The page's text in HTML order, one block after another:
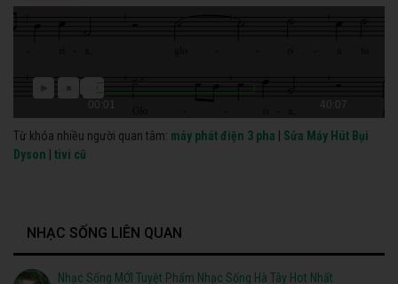
00:01 40:07
Từ khóa nhiều người quan tâm: máy phát điện 3 pha
Sửa Máy Hút Bụi
Dyson
tivi cũ
NHẠC SỐNG LIÊN QUAN
Nhạc Sống MỚI Tuyệt Phẩm Nhạc Sống Hà Tây Hot Nhất